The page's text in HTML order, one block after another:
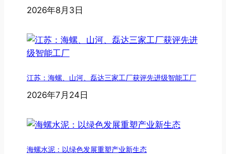
2026年8月3日
江苏：海螺、山河、磊达三家工厂获评先进级智能工厂
2026年7月24日
海螺水泥：以绿色发展重塑产业新生态